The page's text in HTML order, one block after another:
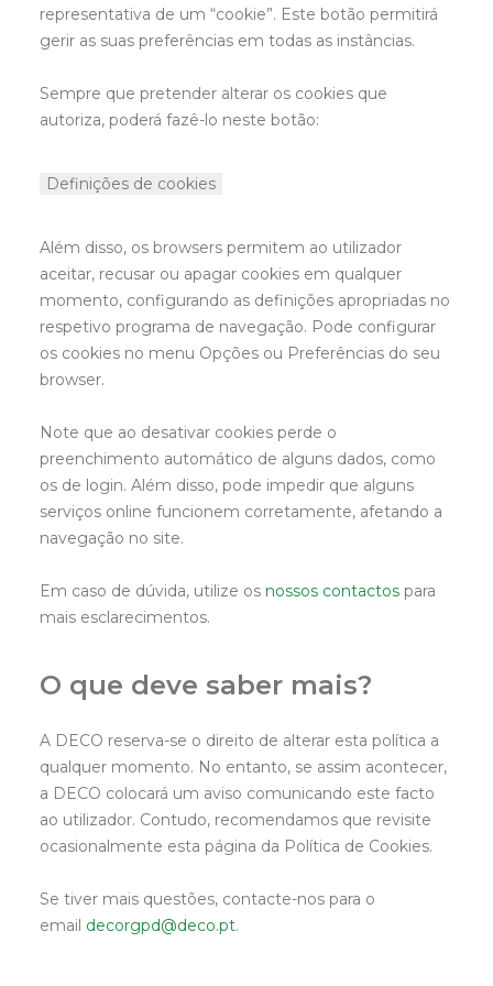
representativa de um “cookie”. Este botão permitirá
gerir as suas preferências em todas as instâncias.
Sempre que pretender alterar os cookies que
autoriza, poderá fazê-lo neste botão:
Definições de cookies
Além disso, os browsers permitem ao utilizador
aceitar, recusar ou apagar cookies em qualquer
momento, configurando as definições apropriadas no
respetivo programa de navegação. Pode configurar
os cookies no menu Opções ou Preferências do seu
browser.
Note que ao desativar cookies perde o
preenchimento automático de alguns dados, como
os de login. Além disso, pode impedir que alguns
serviços online funcionem corretamente, afetando a
navegação no site.
Em caso de dúvida, utilize os nossos contactos para
mais esclarecimentos.
O que deve saber mais?
A DECO reserva-se o direito de alterar esta política a
qualquer momento. No entanto, se assim acontecer,
a DECO colocará um aviso comunicando este facto
ao utilizador. Contudo, recomendamos que revisite
ocasionalmente esta página da Política de Cookies.
Se tiver mais questões, contacte-nos para o
email decorgpd@deco.pt.